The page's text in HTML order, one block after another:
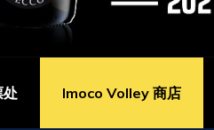
处 Imoco Volley 商店